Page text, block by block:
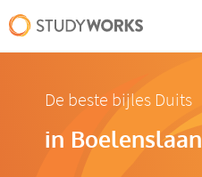
De beste bijles Duits
in Boelenslaan